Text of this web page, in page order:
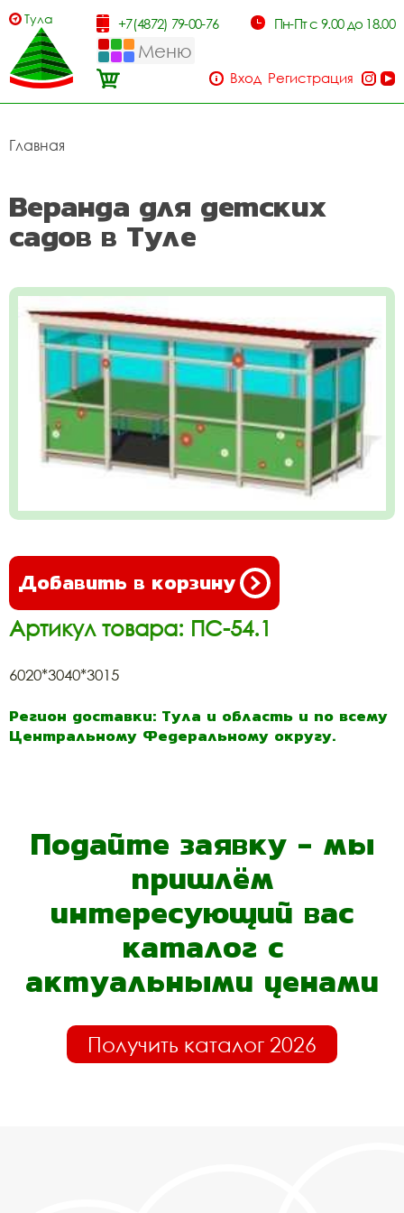
Тула +7(4872) 79-00-76 Пн-Пт с 9.00 до 18.00
Меню
Вход Регистрация
Главная
Веранда для детских
садов в Туле
Добавить в корзину
Артикул товара: ПС-54.1
6020*3040*3015
Регион доставки: Тула и область и по всему
Центральному Федеральному округу.
Подайте заявку - мы
пришлём
интересующий вас
каталог с
актуальными ценами
Получить каталог 2026